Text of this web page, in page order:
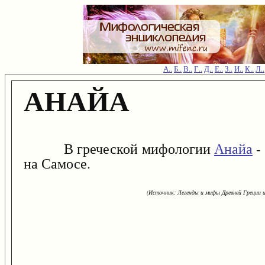
А..Б..В..Г..Д..Е..З..И..К..Л..
АНАЙА
В греческой мифологииАнайа-
на Самосе.
(Источник: Легенды и мифы Древней